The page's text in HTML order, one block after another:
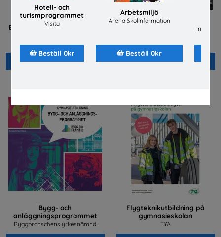
Hotell- och
turismprogrammet
Visita
Beställ 0kr
Arbetsmiljö
Arena Skolinformation
Beställ 0kr
Betald praktik som ingenjör
Tekniksprånget
Beställ 0kr Beställ 0kr
Bygg- och
anläggningsprogrammet
Byggbranschens yrkesnämnd
Flygteknikutbildning på
gymnasieskolan
TYA